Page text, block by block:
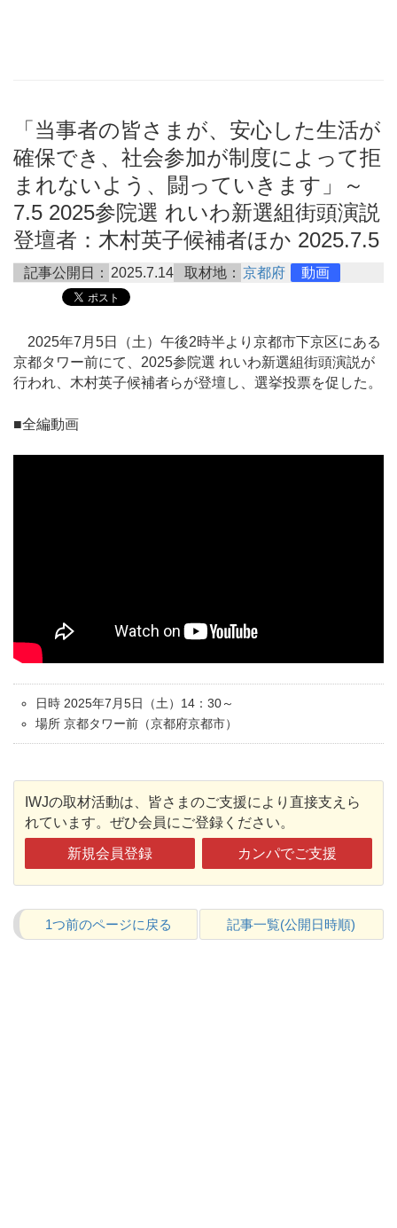
「当事者の皆さまが、安心した生活が
確保でき、社会参加が制度によって拒
まれないよう、闘っていきます」～
7.5 2025参院選 れいわ新選組街頭演説
登壇者：木村英子候補者ほか 2025.7.5
記事公開日： 2025.7.14 取材地： 京都府 動画
2025年7月5日（土）午後2時半より京都市下京区にある
京都タワー前にて、2025参院選 れいわ新選組街頭演説が
行われ、木村英子候補者らが登壇し、選挙投票を促した。
■全編動画
日時 2025年7月5日（土）14：30～
場所 京都タワー前（京都府京都市）
IWJの取材活動は、皆さまのご支援により直接支えら
れています。ぜひ会員にご登録ください。
新規会員登録 カンパでご支援
1つ前のページに戻る 記事一覧(公開日時順)